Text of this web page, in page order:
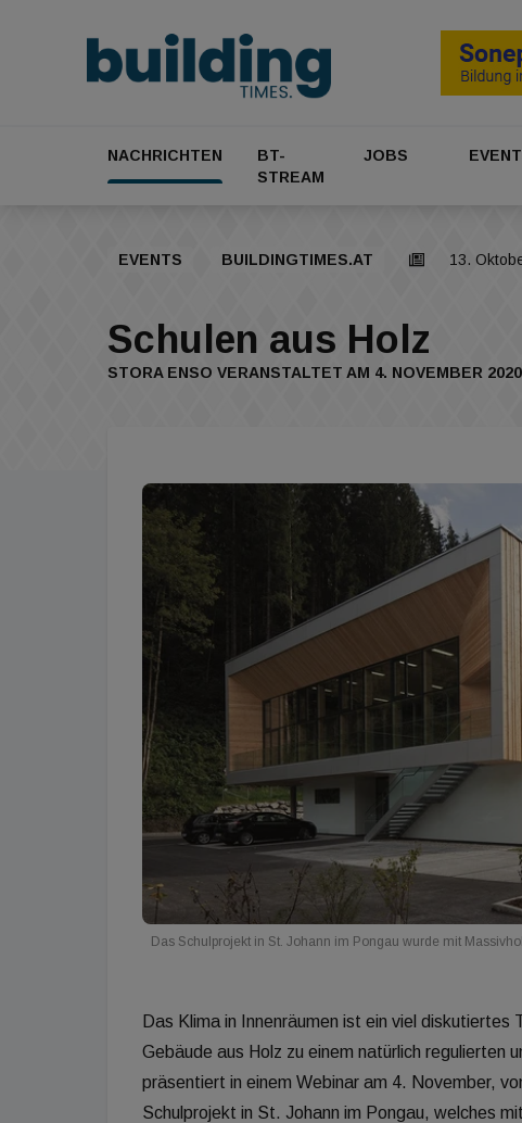
NACHRICHTEN
BT-
STREAM
JOBS
EVENTS BUILDINGTIMES.AT 13.
Schulen aus Holz
STORA ENSO VERANSTALTET AM 4. NOVEMBER
Das Schulprojekt in St. Johann im Pongau wurde mit
Das Klima in Innenräumen ist ein viel
Gebäude aus Holz zu einem natürlich regulierten
präsentiert in einem Webinar am 4. November,
Schulprojekt in St. Johann im Pongau, welches